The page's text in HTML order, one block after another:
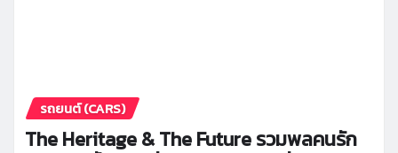
รถยนต์ (CARS)
The Heritage & The Future รวมพลคนรัก